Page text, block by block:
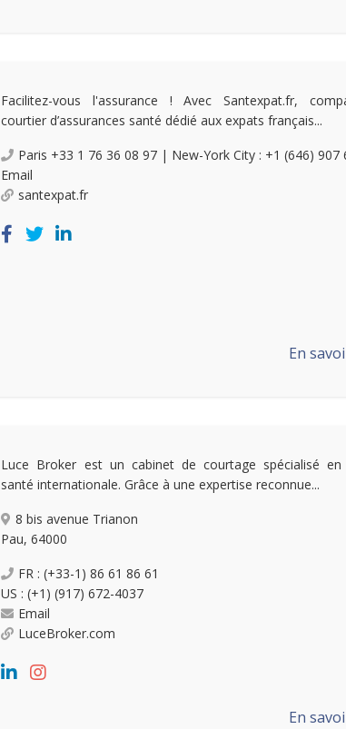
Facilitez-vous l'assurance ! Avec Santexpat.fr,
courtier d’assurances santé dédié aux expats français...
Paris +33 1 76 36 08 97 | New-York City : +1 (646) 907
Email
santexpat.fr
En
Luce Broker est un cabinet de courtage spécialisé en
santé internationale. Grâce à une expertise reconnue...
8 bis avenue Trianon
Pau, 64000
FR : (+33-1) 86 61 86 61
US : (+1) (917) 672-4037
Email
LuceBroker.com
En